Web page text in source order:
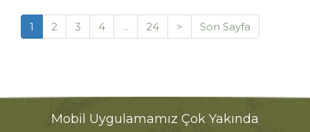
1 2 3 4 ... 24 > Son Sayfa
Mobil Uygulamamız Çok Yakında